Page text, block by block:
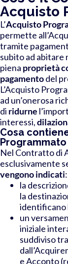
Acquisto
L’Acquisto
permette
tramite
subito ad abitare
piena proprietà
pagamentodel
L’Acquisto
ad un’onerosa
di ridurne
interessi,
Cosa
Programmato
Nel Contratto di
esclusivamente
vengono indicati:
la
la
identificano
un
iniziale
suddiviso
e Acconto